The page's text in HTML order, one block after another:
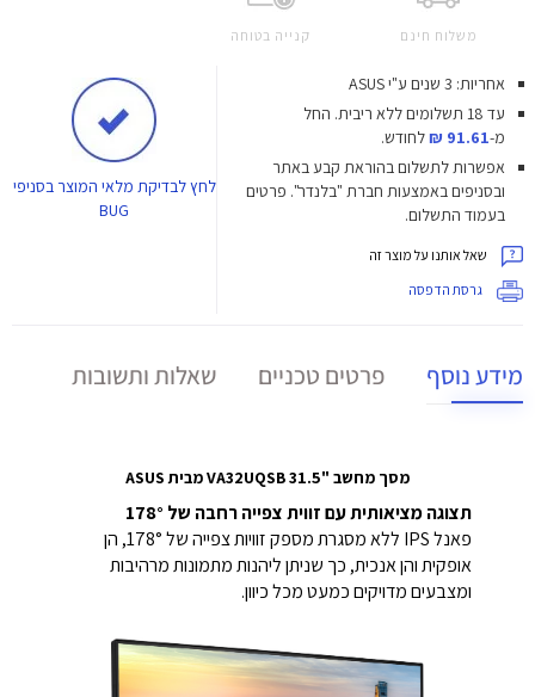
משלוח חינם קנייה בטוחה
אחריות: 3 שנים ע"י ASUS
עד 18 תשלומים ללא ריבית.
החל
מ-91.61 ₪
לחודש.
אפשרות לתשלום בהוראת קבע באתר
ובסניפים באמצעות חברת "בלנדר". פרטים
בעמוד התשלום.
שאל אותנו על מוצר זה
גרסת הדפסה
לחץלבדיקת מלאי המוצר בסניפי
BUG
מידע נוסף פרטים טכניים שאלות ותשובות
מסך מחשב "31.5 VA32UQSB מבית ASUS
תצוגה מציאותית עם זווית צפייה רחבה של 178°
פאנל IPS ללא מסגרת מספק זוויות צפייה של 178°, הן
אופקית והן אנכית, כך שניתן ליהנות מתמונות מרהיבות
ומצבעים מדויקים כמעט מכל כיוון.